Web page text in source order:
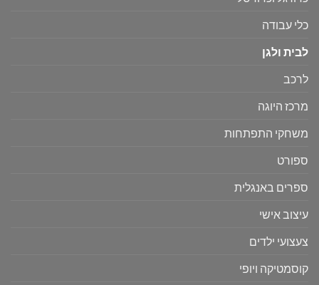
כלי עבודה
לבית ולגן
לרכב
מרכז היוגה
משחקי התפתחות
ספורט
ספרים באנגלית
עיצוב אישי
צעצועי ילדים
קוסמטיקה ויופי